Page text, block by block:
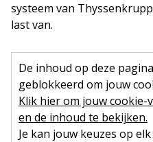
systeem van
last van.
De inhoud op deze
geblokkeerd om jouw
Klik hier om jouw
en de inhoud te bekijken.
Je kan jouw keuzes op